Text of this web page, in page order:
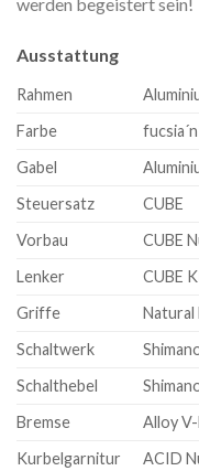
Ausstattung
Rahmen
Farbe
Gabel
Steuersatz
CUBE
Vorbau
CUBE
Lenker
CUBE
Griffe
Natural
Schaltwerk
Schalthebel
Bremse
Alloy
Kurbelgarnitur
ACID